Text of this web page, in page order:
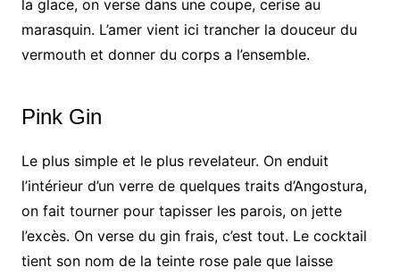
la glace, on verse dans une coupe, cerise au
marasquin. L’amer vient ici trancher la douceur du
vermouth et donner du corps a l’ensemble.
Pink Gin
Le plus simple et le plus revelateur. On enduit
l’intérieur d’un verre de quelques traits d’Angostura,
on fait tourner pour tapisser les parois, on jette
l’excès. On verse du gin frais, c’est tout. Le cocktail
tient son nom de la teinte rose pale que laisse